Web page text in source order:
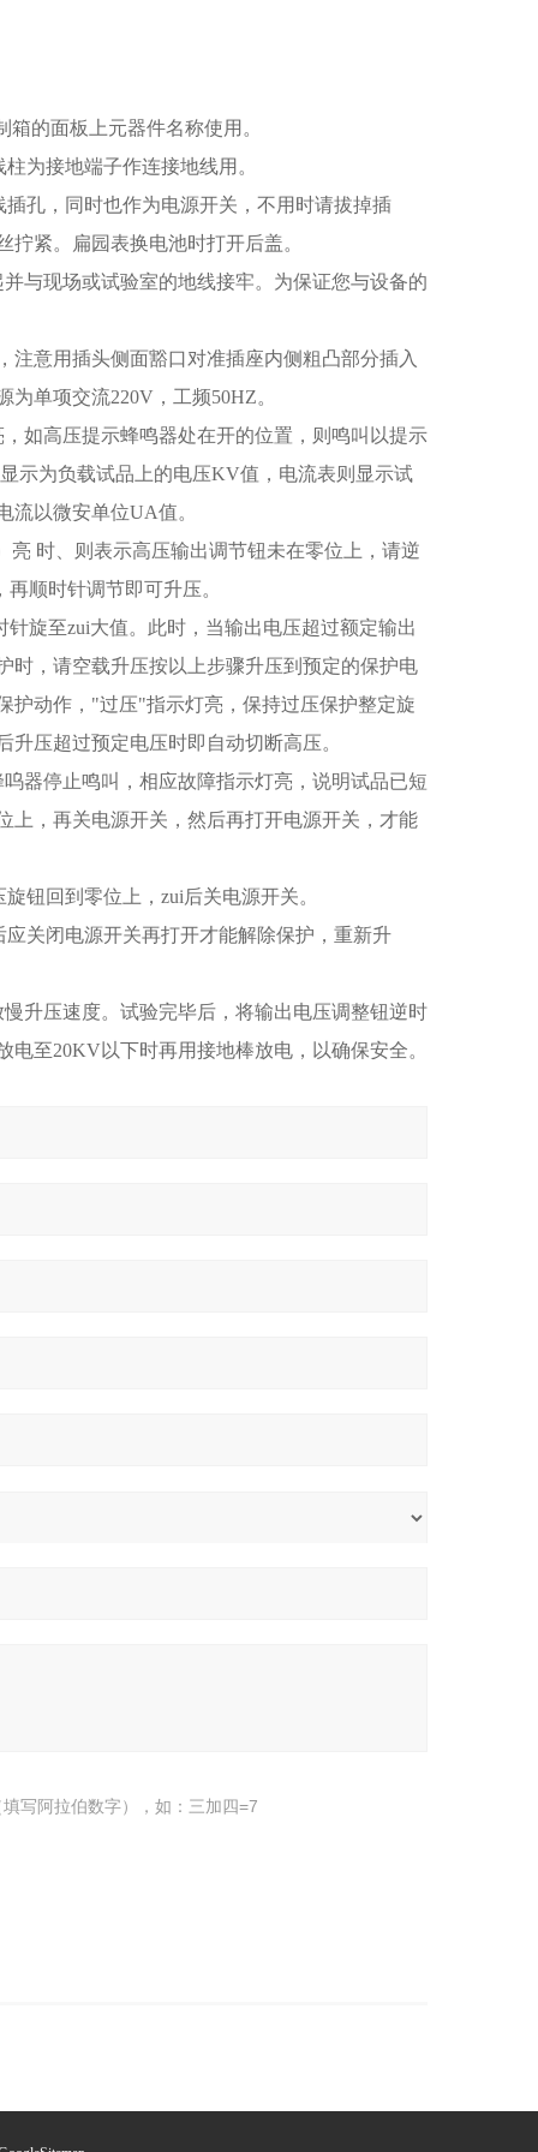
的面板上元器件名称使用。
为接地端子作连接地线用。
孔，同时也作为电源开关，不用时请拔掉插
紧。扁园表换电池时打开后盖。
与现场或试验室的地线接牢。为保证您与设备的
注意用插头侧面豁口对准插座内侧粗凸部分插入
单项交流220V，工频50HZ。
如高压提示蜂鸣器处在开的位置，则鸣叫以提示
示为负载试品上的电压KV值，电流表则显示试
流以微安单位UA值。
时、则表示高压输出调节钮未在零位上，请逆
顺时针调节即可升压。
旋至zui大值。此时，当输出电压超过额定输出
时，请空载升压按以上步骤升压到预定的保护电
护动作，"过压"指示灯亮，保持过压保护整定旋
压超过预定电压时即自动切断高压。
器停止鸣叫，相应故障指示灯亮，说明试品已短
上，再关电源开关，然后再打开电源开关，才能
钮回到零位上，zui后关电源开关。
关闭电源开关再打开才能解除保护，重新升
升压速度。试验完毕后，将输出电压调整钮逆时
至20KV以下时再用接地棒放电，以确保安全。
写阿拉伯数字），如：三加四=7